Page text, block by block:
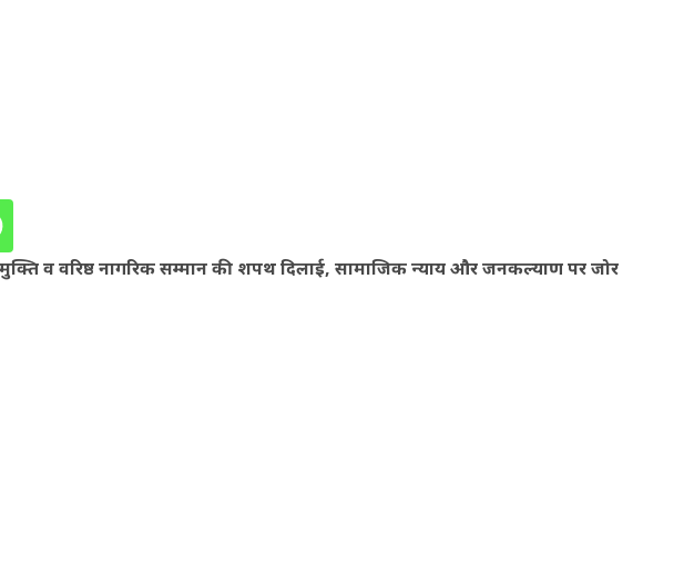
मुक्ति व वरिष्ठ नागरिक सम्मान की शपथ दिलाई, सामाजिक न्याय और जनकल्याण पर जोर